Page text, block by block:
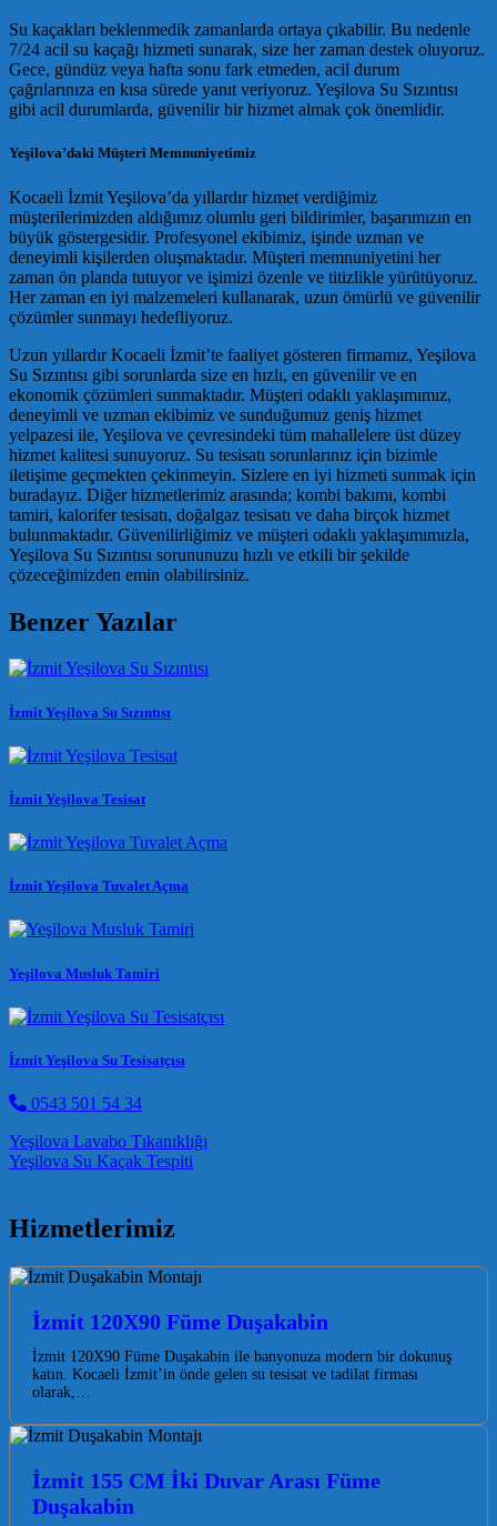
Su kaçakları beklenmedik zamanlarda ortaya çıkabilir. Bu nedenle
7/24 acil su kaçağı hizmeti sunarak, size her zaman destek oluyoruz.
Gece, gündüz veya hafta sonu fark etmeden, acil durum
çağrılarınıza en kısa sürede yanıt veriyoruz. Yeşilova Su Sızıntısı
gibi acil durumlarda, güvenilir bir hizmet almak çok önemlidir.
Yeşilova’daki Müşteri Memnuniyetimiz
Kocaeli İzmit Yeşilova’da yıllardır hizmet verdiğimiz
müşterilerimizden aldığımız olumlu geri bildirimler, başarımızın en
büyük göstergesidir. Profesyonel ekibimiz, işinde uzman ve
deneyimli kişilerden oluşmaktadır. Müşteri memnuniyetini her
zaman ön planda tutuyor ve işimizi özenle ve titizlikle yürütüyoruz.
Her zaman en iyi malzemeleri kullanarak, uzun ömürlü ve güvenilir
çözümler sunmayı hedefliyoruz.
Uzun yıllardır Kocaeli İzmit’te faaliyet gösteren firmamız, Yeşilova
Su Sızıntısı gibi sorunlarda size en hızlı, en güvenilir ve en
ekonomik çözümleri sunmaktadır. Müşteri odaklı yaklaşımımız,
deneyimli ve uzman ekibimiz ve sunduğumuz geniş hizmet
yelpazesi ile, Yeşilova ve çevresindeki tüm mahallelere üst düzey
hizmet kalitesi sunuyoruz. Su tesisatı sorunlarınız için bizimle
iletişime geçmekten çekinmeyin. Sizlere en iyi hizmeti sunmak için
buradayız. Diğer hizmetlerimiz arasında; kombi bakımı, kombi
tamiri, kalorifer tesisatı, doğalgaz tesisatı ve daha birçok hizmet
bulunmaktadır. Güvenilirliğimiz ve müşteri odaklı yaklaşımımızla,
Yeşilova Su Sızıntısı sorununuzu hızlı ve etkili bir şekilde
çözeceğimizden emin olabilirsiniz.
Benzer Yazılar
İzmit Yeşilova Su Sızıntısı
İzmit Yeşilova Tesisat
İzmit Yeşilova Tuvalet Açma
Yeşilova Musluk Tamiri
İzmit Yeşilova Su Tesisatçısı
0543 501 54 34
Post navigation
Yeşilova Lavabo Tıkanıklığı
Yeşilova Su Kaçak Tespiti
Hizmetlerimiz
İzmit 120X90 Füme Duşakabin
İzmit 120X90 Füme Duşakabin ile banyonuza modern bir dokunuş
katın. Kocaeli İzmit’in önde gelen su tesisat ve tadilat firması
olarak,…
İzmit 155 CM İki Duvar Arası Füme
Duşakabin